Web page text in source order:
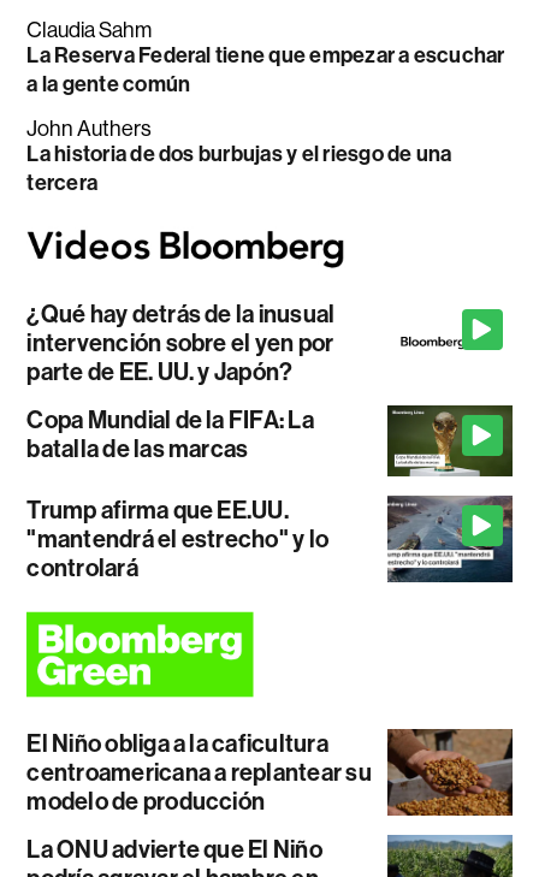
Claudia Sahm
La Reserva Federal tiene que empezar a escuchar
a la gente común
John Authers
La historia de dos burbujas y el riesgo de una
tercera
¿Qué hay detrás de la inusual
intervención sobre el yen por
parte de EE. UU. y Japón?
Copa Mundial de la FIFA: La
batalla de las marcas
Trump afirma que EE.UU.
"mantendrá el estrecho" y lo
controlará
El Niño obliga a la caficultura
centroamericana a replantear su
modelo de producción
La ONU advierte que El Niño